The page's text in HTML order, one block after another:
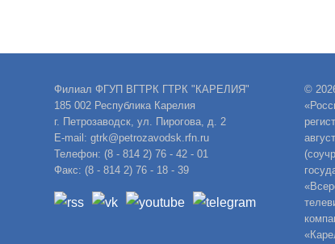
Филиал ФГУП ВГТРК ГТРК "КАРЕЛИЯ"
185 002 Республика Карелия
г. Петрозаводск, ул. Пирогова, д. 2
E-mail: gtrk@petrozavodsk.rfn.ru
Телефон: (8 - 814 2) 76 - 42 - 01
Факс: (8 - 814 2) 76 - 18 - 39
©